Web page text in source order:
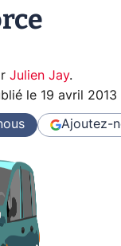
Julien Jay.
le 19 avril 2013
Ajoutez-